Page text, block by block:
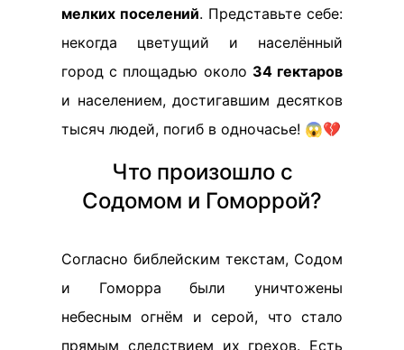
мелких поселений. Представьте себе:
некогда цветущий и населённый
город с площадью около 34 гектаров
и населением, достигавшим десятков
тысяч людей, погиб в одночасье! 😱💔
Что произошло с
Содомом и Гоморрой?
Согласно библейским текстам, Содом
и Гоморра были уничтожены
небесным огнём и серой, что стало
прямым следствием их грехов. Есть